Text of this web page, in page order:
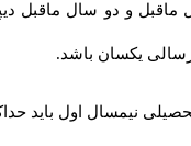
و دو سال ماقبل دیپلم
یکسان باشد.
نیمسال اول باید حداکثر